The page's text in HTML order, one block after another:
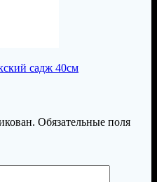
садж 40см
Обязательные поля